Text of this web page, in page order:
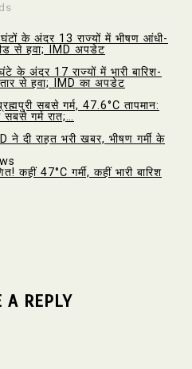
के अंदर 13 राज्यों में भीषण आंधी-
से हवा; IMD अपडेट
अंदर 17 राज्यों में भारी बारिश-
से हवा; IMD का अपडेट
सबसे गर्म, 47.6°C तापमान:
गर्म रात;…
दी राहत भरी खबर, भीषण गर्मी के
कहीं 47°C गर्मी, कहीं भारी बारिश
A REPLY